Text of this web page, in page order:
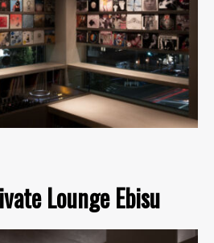
Lounge Ebisu